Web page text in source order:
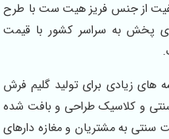
350 شانه با کیفیت از جنس فریز هیت ست با طرح
پخش به سراسر کشور با قیمت
زیادی برای تولید گلیم فرش
و کلاسیک طراحی و بافت شده
به مشتریان و مغازه دارهای